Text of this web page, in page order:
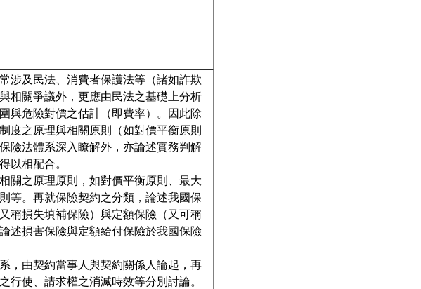
涉及民法、消費者保護法等（諸如詐欺
相關爭議外，更應由民法之基礎上分析
與危險對價之估計（即費率）。因此除
度之原理與相關原則（如對價平衡原則
險法體系深入瞭解外，亦論述實務判解
以相配合。
關之原理原則，如對價平衡原則、最大
等。再就保險契約之分類，論述我國保
稱損失填補保險）與定額保險（又可稱
述損害保險與定額給付保險於我國保險
，由契約當事人與契約關係人論起，再
行使、請求權之消滅時效等分別討論。